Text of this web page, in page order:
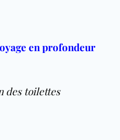
en profondeur
des toilettes